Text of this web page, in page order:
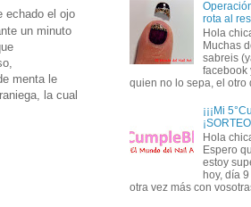
echado el ojo
un minuto
menta le
la cual
rota al
Hola
Muchas
sabreis
facebook
quien no lo sepa, el otro
¡¡¡Mi
Hola
Espero
estoy
hoy, día
otra vez más con